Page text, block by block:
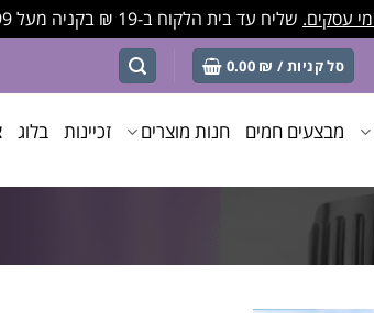
שליח עד בית הלקוח ב-19 ₪ בקניה מעל 499 ₪
סל קניות / 0.00 ₪
מבצעים חמים חנות מוצרים זכיינות בלוג